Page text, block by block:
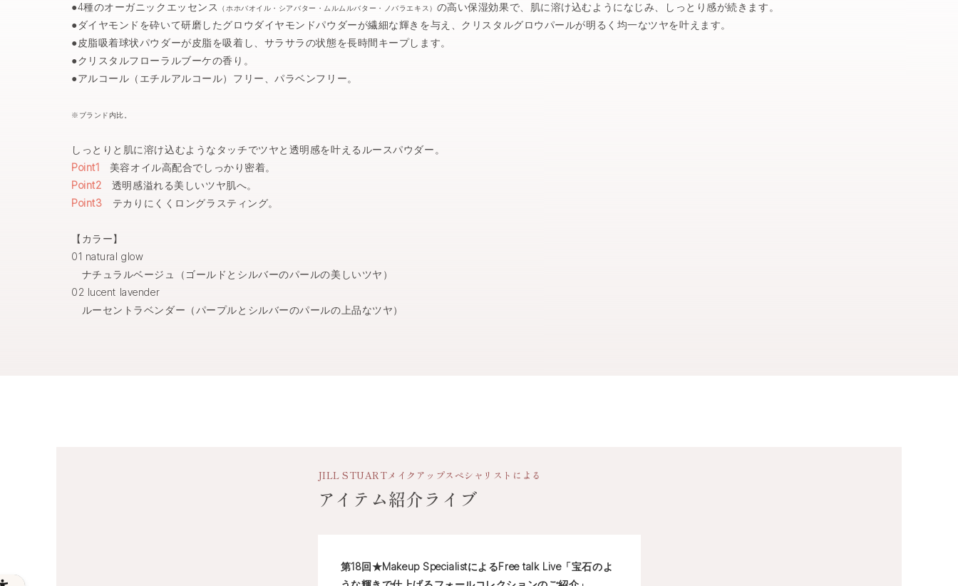
●4種のオーガニックエッセンス
（ホホバオイル・シアバター・ムルムルバター・ノバラエキス） の高い保湿効果で、肌に溶け込むようになじみ、しっとり感が続きます。
●ダイヤモンドを砕いて研磨したグロウダイヤモンドパウダーが繊細な輝きを与え、クリスタルグロウパールが明るく均一なツヤを叶えます。
●皮脂吸着球状パウダーが皮脂を吸着し、サラサラの状態を長時間キープします。
●クリスタルフローラルブーケの香り。
●アルコール（エチルアルコール）フリー、パラベンフリー。
※ブランド内比。
しっとりと肌に溶け込むようなタッチでツヤと透明感を叶えるルースパウダー。
Point1 美容オイル高配合でしっかり密着。
Point2 透明感溢れる美しいツヤ肌へ。
Point3 テカりにくくロングラスティング。
【カラー】
01 natural glow
ナチュラルベージュ（ゴールドとシルバーのパールの美しいツヤ）
02 lucent lavender
ルーセントラベンダー（パープルとシルバーのパールの上品なツヤ）
JILL STUARTメイクアップスペシャリストによる
アイテム紹介ライブ
第18回★Makeup SpecialistによるFree talk Live「宝石のよ